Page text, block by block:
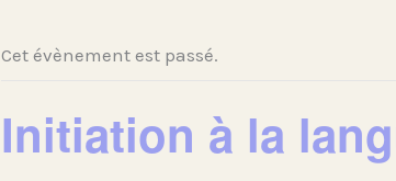
Cet évènement est passé.
Initiation à la